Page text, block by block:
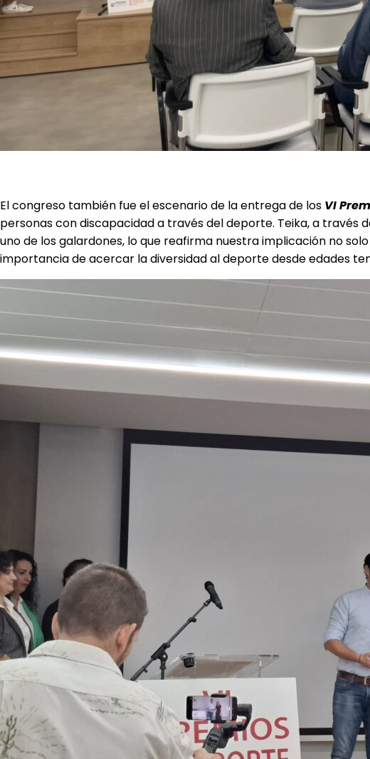
El congreso también fue el escenario de la entrega de los VI
personas con discapacidad a través del deporte. Teika, a través
uno de los galardones, lo que reafirma nuestra implicación no
importancia de acercar la diversidad al deporte desde edades